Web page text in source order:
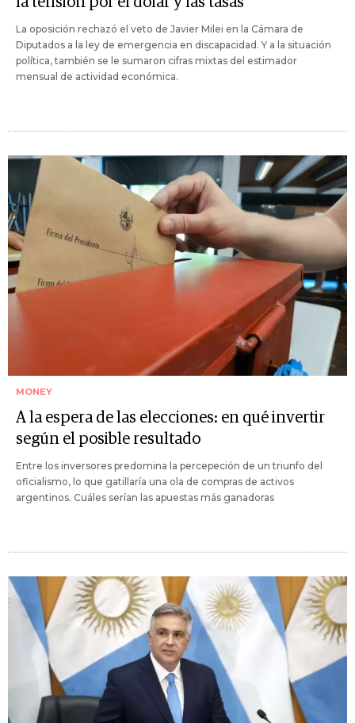
La oposición rechazó el veto de Javier Milei en la Cámara de
Diputados a la ley de emergencia en discapacidad. Y a la situación
política, también se le sumaron cifras mixtas del estimador
mensual de actividad económica.
MONEY
A la espera de las elecciones: en qué invertir
según el posible resultado
Entre los inversores predomina la percepeción de un triunfo del
oficialismo, lo que gatillaría una ola de compras de activos
argentinos. Cuáles serían las apuestas más ganadoras